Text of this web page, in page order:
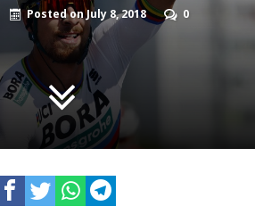
Posted onJuly 8, 2018
0